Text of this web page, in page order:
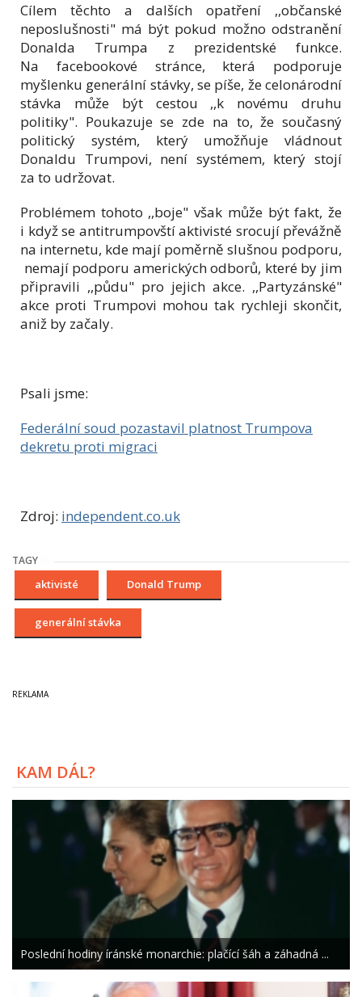
Cílem těchto a dalších opatření ,,občanské
neposlušnosti" má být pokud možno odstranění
Donalda Trumpa z prezidentské funkce.
Na facebookové stránce, která podporuje
myšlenku generální stávky, se píše, že celonárodní
stávka může být cestou ,,k novému druhu
politiky". Poukazuje se zde na to, že současný
politický systém, který umožňuje vládnout
Donaldu Trumpovi, není systémem, který stojí
za to udržovat.
Problémem tohoto ,,boje" však může být fakt, že
i když se antitrumpovští aktivisté srocují převážně
na internetu, kde mají poměrně slušnou podporu,
nemají podporu amerických odborů, které by jim
připravili ,,půdu" pro jejich akce. ,,Partyzánské"
akce proti Trumpovi mohou tak rychleji skončit,
aniž by začaly.
Psali jsme:
Federální soud pozastavil platnost Trumpova
dekretu proti migraci
Zdroj: independent.co.uk
TAGY
aktivisté Donald Trump
generální stávka
KAM DÁL?
Poslední hodiny íránské monarchie: plačící šáh a záhadná ...